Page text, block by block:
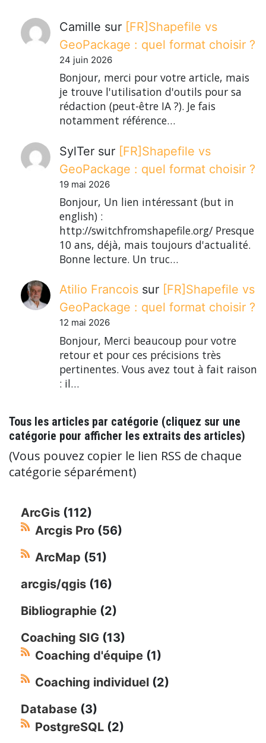
Camille sur [FR]Shapefile vs
GeoPackage : quel format choisir ?
24 juin 2026
Bonjour, merci pour votre article, mais
je trouve l'utilisation d'outils pour sa
rédaction (peut-être IA ?). Je fais
notamment référence…
SylTer sur [FR]Shapefile vs
GeoPackage : quel format choisir ?
19 mai 2026
Bonjour, Un lien intéressant (but in
english) :
http://switchfromshapefile.org/ Presque
10 ans, déjà, mais toujours d'actualité.
Bonne lecture. Un truc…
Atilio Francois sur
[FR]Shapefile vs
GeoPackage : quel format choisir ?
12 mai 2026
Bonjour, Merci beaucoup pour votre
retour et pour ces précisions très
pertinentes. Vous avez tout à fait raison
: il…
Tous les articles par catégorie (cliquez sur une
catégorie pour afficher les extraits des articles)
(Vous pouvez copier le lien RSS de chaque
catégorie séparément)
ArcGis (112)
Arcgis Pro (56)
ArcMap (51)
arcgis/qgis (16)
Bibliographie (2)
Coaching SIG (13)
Coaching d'équipe (1)
Coaching individuel (2)
Database (3)
PostgreSQL (2)